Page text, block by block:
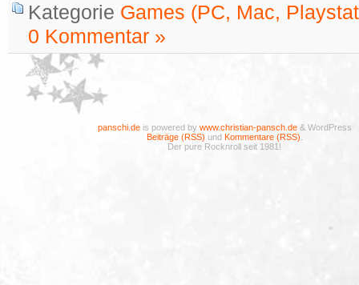
Kategorie Games (PC, Mac,
0 Kommentar »
panschi.deis powered by www.christian-pansch.de& WordPress
Beiträge (RSS) und Kommentare (RSS)
Der pure Rocknroll seit 1981!